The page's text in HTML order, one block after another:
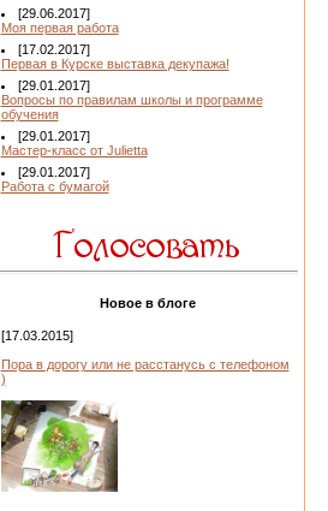
[29.06.2017]
Моя первая работа
[17.02.2017]
Первая в Курске выставка декупажа!
[29.01.2017]
Вопросы по правилам школы и программе
обучения
[29.01.2017]
Мастер-класс от Julietta
[29.01.2017]
Работа с бумагой
Новое в блоге
[17.03.2015]
Пора в дорогу или не расстанусь с телефоном
)